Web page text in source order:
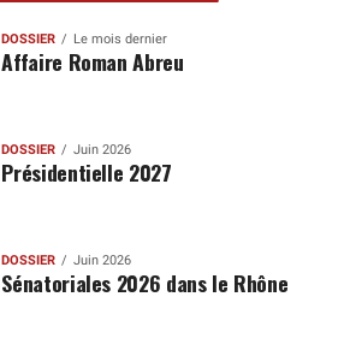
DOSSIER Le mois dernier
Affaire Roman Abreu
DOSSIER Juin 2026
Présidentielle 2027
DOSSIER Juin 2026
Sénatoriales 2026 dans le Rhône